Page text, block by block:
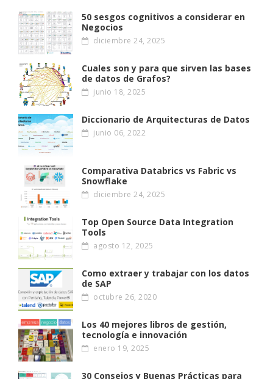
50 sesgos cognitivos a considerar en
Negocios
diciembre 24, 2025
Cuales son y para que sirven las bases
de datos de Grafos?
junio 18, 2025
Diccionario de Arquitecturas de Datos
junio 06, 2022
Comparativa Databrics vs Fabric vs
Snowflake
diciembre 24, 2025
Top Open Source Data Integration
Tools
agosto 12, 2025
Como extraer y trabajar con los datos
de SAP
octubre 26, 2020
Los 40 mejores libros de gestión,
tecnología e innovación
enero 19, 2025
30 Consejos y Buenas Prácticas para